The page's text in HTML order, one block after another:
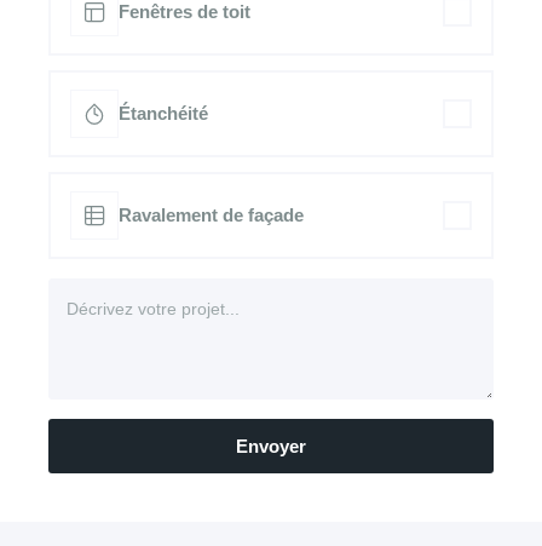
Fenêtres de toit
Étanchéité
Ravalement de façade
Envoyer